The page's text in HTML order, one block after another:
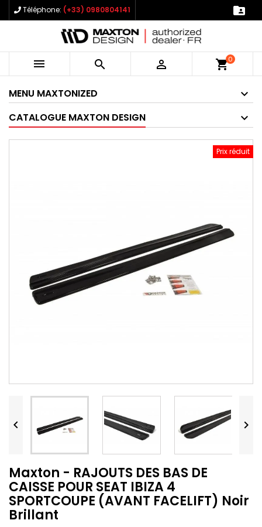
Téléphone: (+33) 0980804141 
   shopping_cart0
MENU MAXTONIZED
CATALOGUE MAXTON DESIGN
Prix réduit
 
Maxton - RAJOUTS DES BAS DE
CAISSE POUR SEAT IBIZA 4
SPORTCOUPE (AVANT FACELIFT) Noir
Brillant